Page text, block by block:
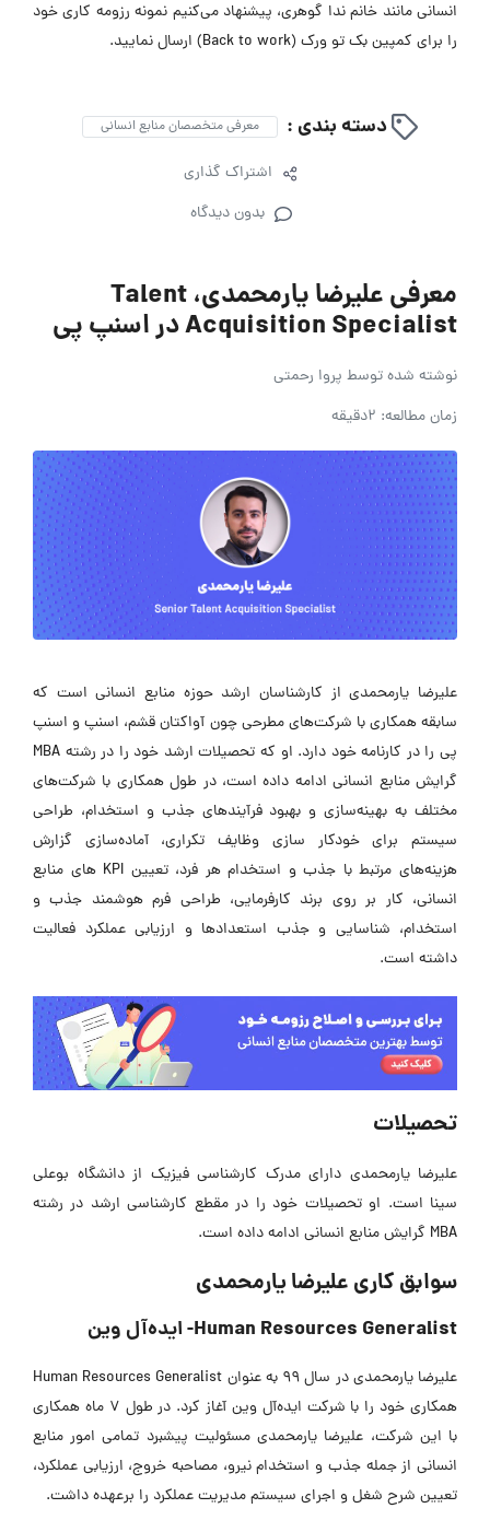
انسانی مانند خانم ندا گوهری، پیشنهاد می‌کنیم نمونه رزومه کاری خود
را برای کمپین بک تو ورک (Back to work) ارسال نمایید.
دسته بندی : معرفی متخصصان منابع انسانی
اشتراک گذاری
بدون دیدگاه
معرفی علیرضا یارمحمدی، Talent
Acquisition Specialist در اسنپ پی
نوشته شده توسط پروا رحمتی
زمان مطالعه: 2دقیقه
علیرضا یارمحمدی از کارشناسان ارشد حوزه منابع انسانی است که
سابقه همکاری با شرکت‌های مطرحی چون آواکتان قشم، اسنپ و اسنپ
پی را در کارنامه خود دارد. او که تحصیلات ارشد خود را در رشته MBA
گرایش منابع انسانی ادامه داده است، در طول همکاری با شرکت‌های
مختلف به بهینه‌سازی و بهبود فرآیندهای جذب و استخدام، طراحی
سیستم برای خودکار سازی وظایف تکراری، آماده‌سازی گزارش
هزینه‌های مرتبط با جذب و استخدام هر فرد، تعیین KPI های منابع
انسانی، کار بر روی برند کارفرمایی، طراحی فرم هوشمند جذب و
استخدام، شناسایی و جذب استعدادها و ارزیابی عملکرد فعالیت
داشته است.
تحصیلات
علیرضا یارمحمدی دارای مدرک کارشناسی فیزیک از دانشگاه بوعلی
سینا است. او تحصیلات خود را در مقطع کارشناسی ارشد در رشته
MBA گرایش منابع انسانی ادامه داده است.
سوابق کاری علیرضا یارمحمدی
Human Resources Generalist- ایده‌آل وین
علیرضا یارمحمدی در سال 99 به عنوان Human Resources Generalist
همکاری خود را با شرکت ایده‌آل وین آغاز کرد. در طول 7 ماه همکاری
با این شرکت، علیرضا یارمحمدی مسئولیت پیشبرد تمامی امور منابع
انسانی از جمله جذب و استخدام نیرو، مصاحبه خروج، ارزیابی عملکرد،
تعیین شرح شغل و اجرای سیستم مدیریت عملکرد را برعهده داشت.